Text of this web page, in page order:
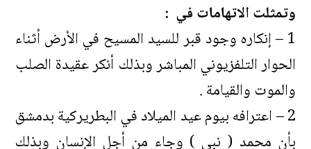
وتمثلت الاتهامات في :
1 – إنكاره وجود قبر للسيد المسيح في الأرض أثناء
الحوار التلفزيوني المباشر وبذلك أنكر عقيدة الصلب
والموت والقيامة .
2 – اعترافه بيوم عيد الميلاد في البطريركية بدمشق
بأن محمد ( نبي ) وجاء من أجل الإنسان وبذلك